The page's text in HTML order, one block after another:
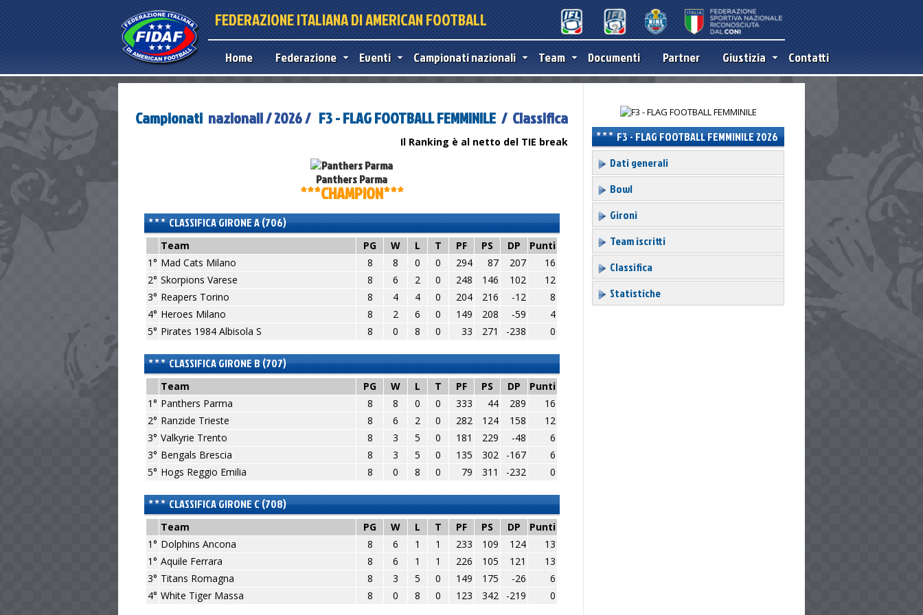
FEDERAZIONE ITALIANA DI AMERICAN FOOTBALL
Home Federazione Eventi Campionati nazionali Team Documenti Partner Giustizia Contatti
Campionati nazionali / 2026 / F3 - FLAG FOOTBALL FEMMINILE / Classifica
Il Ranking è al netto del TIE break
Panthers Parma
***CHAMPION***
CLASSIFICA GIRONE A (706)
Team PG W L T PF PS DP
Punti
1° Mad Cats Milano 8 8 0 0 294 87 207
16
2° Skorpions Varese 8 6 2 0 248 146 102
12
3° Reapers Torino 8 4 4 0 204 216 -12
8
4° Heroes Milano 8 2 6 0 149 208 -59
4
5° Pirates 1984 Albisola S 8 0 8 0 33 271 -238 0
CLASSIFICA GIRONE B (707)
Team PG W L T PF PS DP
Punti
1° Panthers Parma 8 8 0 0 333 44 289
16
2° Ranzide Trieste 8 6 2 0 282 124 158
12
3° Valkyrie Trento 8 3 5 0 181 229 -48
6
3° Bengals Brescia 8 3 5 0 135 302 -167
6
5° Hogs Reggio Emilia 8 0 8 0 79 311 -232 0
CLASSIFICA GIRONE C (708)
Team PG W L T PF PS DP
Punti
1° Dolphins Ancona 8 6 1 1 233 109 124
13
1° Aquile Ferrara 8 6 1 1 226 105 121
13
3° Titans Romagna 8 3 5 0 149 175 -26
6
4° White Tiger Massa 8 0 8 0 123 342 -219 0
F3 - FLAG FOOTBALL FEMMINILE 2026
Dati generali
Bowl
Gironi
Team iscritti
Classifica
Statistiche